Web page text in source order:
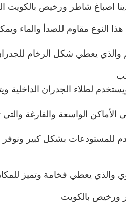
اصباغ شاطر ورخيص بالكويت
هذا النوع مقاوم للصدأ والماء
والذي يعطي شكل الرخام
لطلاء الجدران الداخلية
الأماكن الواسعة والفارغة
للمستودعات بشكل كبير
والذي يعطي فخامة وتميز
ورخيص بالكويت